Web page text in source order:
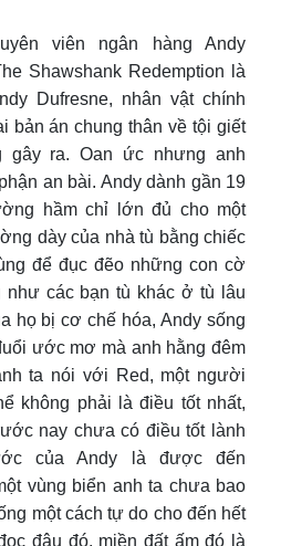
viên ngân hàng Andy
Shawshank Redemption là
Dufresne, nhân vật chính
bản án chung thân về tội giết
gây ra. Oan ức nhưng anh
an bài. Andy dành gần 19
hầm chỉ lớn đủ cho một
dày của nhà tù bằng chiếc
để đục đẽo những con cờ
như các bạn tù khác ở tù lâu
họ bị cơ chế hóa, Andy sống
ước mơ mà anh hằng đêm
ta nói với Red, một người
không phải là điều tốt nhất,
nay chưa có điều tốt lành
của Andy là được đến
vùng biển anh ta chưa bao
một cách tự do cho đến hết
đâu đó, miền đất ấm đó là